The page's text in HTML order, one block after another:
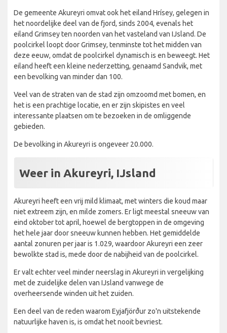
De gemeente Akureyri omvat ook het eiland Hrísey, gelegen in
het noordelijke deel van de fjord, sinds 2004, evenals het
eiland Grimsey ten noorden van het vasteland van IJsland. De
poolcirkel loopt door Grimsey, tenminste tot het midden van
deze eeuw, omdat de poolcirkel dynamisch is en beweegt. Het
eiland heeft een kleine nederzetting, genaamd Sandvik, met
een bevolking van minder dan 100.
Veel van de straten van de stad zijn omzoomd met bomen, en
het is een prachtige locatie, en er zijn skipistes en veel
interessante plaatsen om te bezoeken in de omliggende
gebieden.
De bevolking in Akureyri is ongeveer 20.000.
Weer in Akureyri, IJsland
Akureyri heeft een vrij mild klimaat, met winters die koud maar
niet extreem zijn, en milde zomers. Er ligt meestal sneeuw van
eind oktober tot april, hoewel de bergtoppen in de omgeving
het hele jaar door sneeuw kunnen hebben. Het gemiddelde
aantal zonuren per jaar is 1.029, waardoor Akureyri een zeer
bewolkte stad is, mede door de nabijheid van de poolcirkel.
Er valt echter veel minder neerslag in Akureyri in vergelijking
met de zuidelijke delen van IJsland vanwege de
overheersende winden uit het zuiden.
Een deel van de reden waarom Eyjafjörður zo'n uitstekende
natuurlijke haven is, is omdat het nooit bevriest.